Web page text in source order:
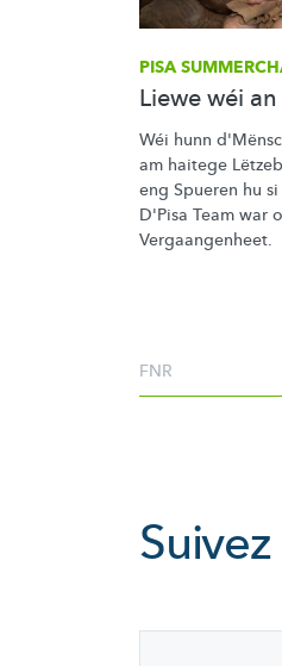
PISA
Liewe wéi
Wéi hunn
am haitege
eng Spueren hu
D'Pisa Team war
Vergaangenheet.
FNR
Suivez